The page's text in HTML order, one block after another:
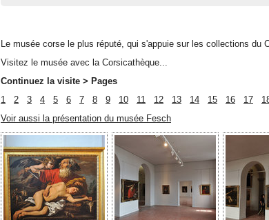
Le musée corse le plus réputé, qui s'appuie sur les collections du
Visitez le musée avec la Corsicathèque...
Continuez la visite > Pages
1
2 3 4 5 6 7 8 9 10 11 12 13 14 15 16 17
Voir aussi la présentation du musée Fesch